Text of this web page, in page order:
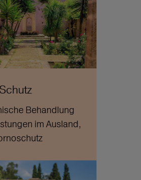
Behandlung
im Ausland,